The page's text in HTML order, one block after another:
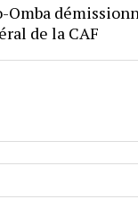
Omba
de la CAF